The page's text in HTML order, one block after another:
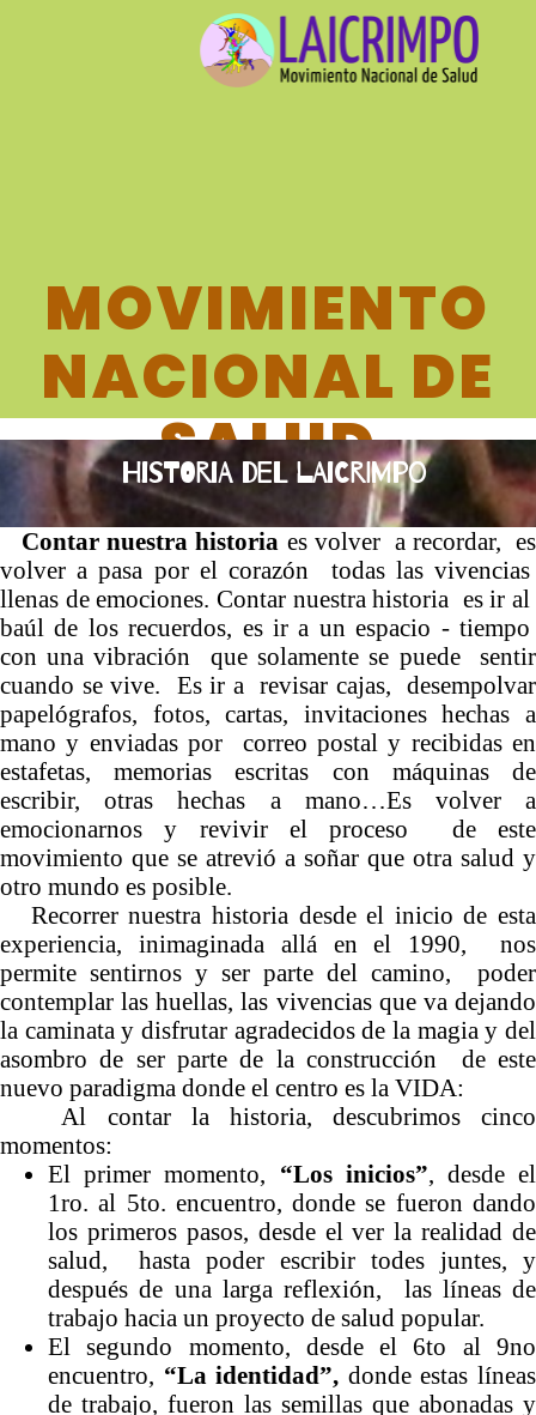
MOVIMIENTO
NACIONAL DE
SALUD
LAICRIMPO
Historia del Laicrimpo
Contar nuestra historia es volver a recordar, es
volver a pasa por el corazón todas las vivencias
llenas de emociones. Contar nuestra historia es ir al
baúl de los recuerdos, es ir a un espacio - tiempo
con una vibración que solamente se puede sentir
cuando se vive. Es ir a revisar cajas, desempolvar
papelógrafos, fotos, cartas, invitaciones hechas a
mano y enviadas por correo postal y recibidas en
estafetas, memorias escritas con máquinas de
escribir, otras hechas a mano…Es volver a
emocionarnos y revivir el proceso de este
movimiento que se atrevió a soñar que otra salud y
otro mundo es posible.
Recorrer nuestra historia desde el inicio de esta
experiencia, inimaginada allá en el 1990, nos
permite sentirnos y ser parte del camino, poder
contemplar las huellas, las vivencias que va dejando
la caminata y disfrutar agradecidos de la magia y del
asombro de ser parte de la construcción de este
nuevo paradigma donde el centro es la VIDA:
Al contar la historia, descubrimos cinco
momentos:
El primer momento, “Los inicios”, desde el
1ro. al 5to. encuentro, donde se fueron dando
los primeros pasos, desde el ver la realidad de
salud, hasta poder escribir todes juntes, y
después de una larga reflexión, las líneas de
trabajo hacia un proyecto de salud popular.
El segundo momento, desde el 6to al 9no
encuentro, “La identidad”, donde estas líneas
de trabajo, fueron las semillas que abonadas y